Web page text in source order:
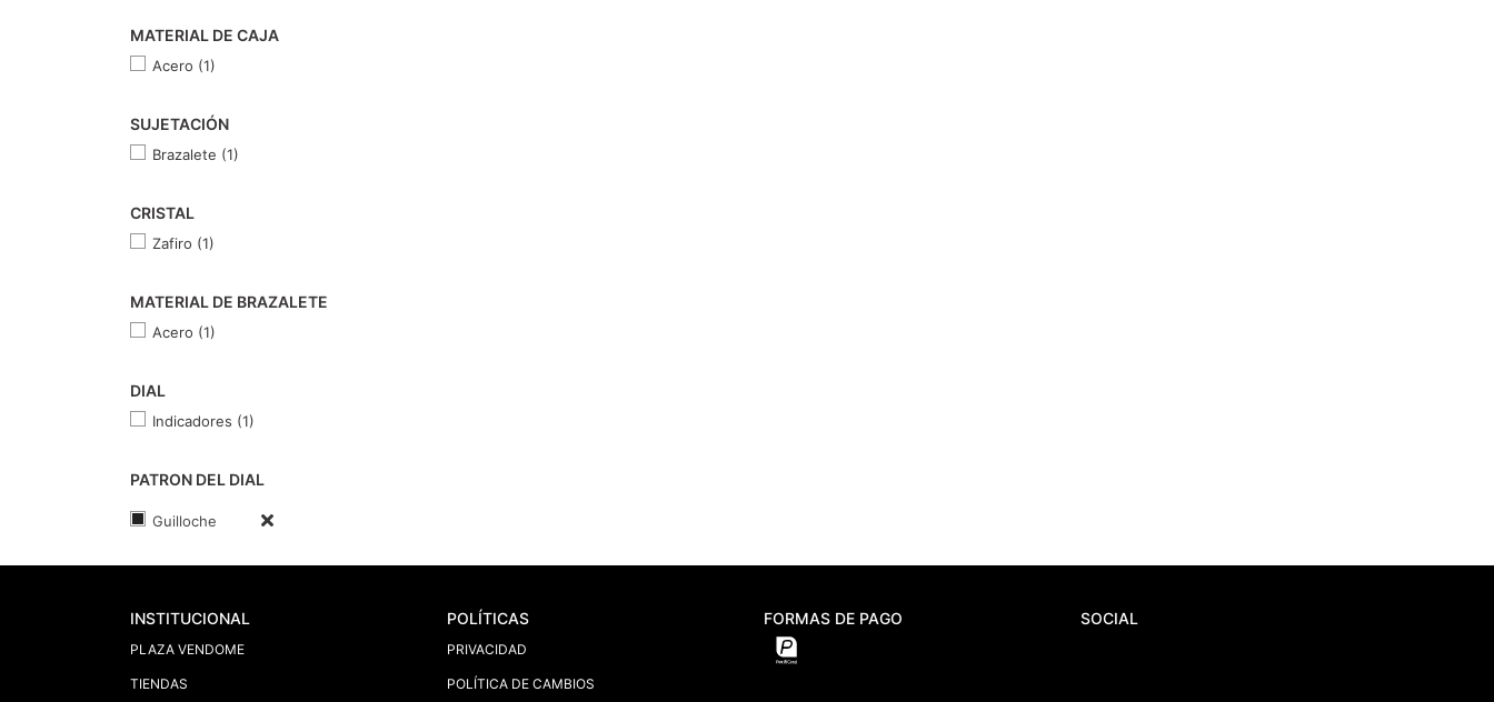
MATERIAL DE CAJA
Acero (1)
SUJETACIÓN
Brazalete (1)
CRISTAL
Zafiro (1)
MATERIAL DE BRAZALETE
Acero (1)
DIAL
Indicadores (1)
PATRON DEL DIAL
Guilloche
INSTITUCIONAL
PLAZA VENDOME
TIENDAS
POLÍTICAS
PRIVACIDAD
POLÍTICA DE CAMBIOS
FORMAS DE PAGO SOCIAL